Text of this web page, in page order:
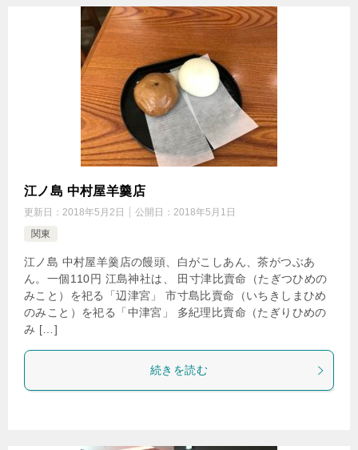
江ノ島 中村屋羊羹店
更新日： 2018年5月2日 公開日： 2018年5月1日
関東
江ノ島 中村屋羊羹店の饅頭、白がこしあん、茶がつぶあ
ん。一個110円 江島神社は、 田寸津比賣命（たぎつひめの
みこと）を祀る「辺津宮」 市寸島比賣命（いちきしまひめ
のみこと）を祀る「中津宮」 多紀理比賣命（たぎりひめの
み […]
続きを読む